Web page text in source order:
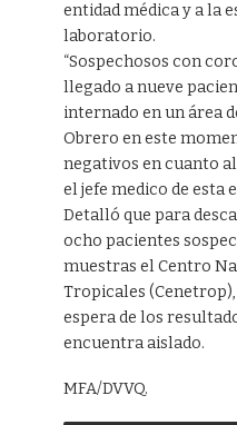
entidad médica y a la
laboratorio.
“Sospechosos con
llegado a nueve
internado en un área
Obrero en este
negativos en cuanto
el jefe medico de esta
Detalló que para
ocho pacientes
muestras el Centro
Tropicales (Cenetrop),
espera de los
encuentra aislado.
MFA/DVVQ.